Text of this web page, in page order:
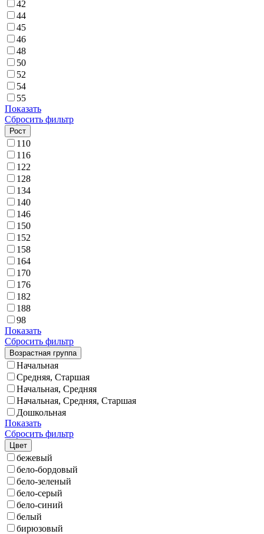
42
44
45
46
48
50
52
54
55
Показать
Сбросить фильтр
Рост
110
116
122
128
134
140
146
150
152
158
164
170
176
182
188
98
Показать
Сбросить фильтр
Возрастная группа
Начальная
Средняя, Старшая
Начальная, Средняя
Начальная, Средняя, Старшая
Дошкольная
Показать
Сбросить фильтр
Цвет
бежевый
бело-бордовый
бело-зеленый
бело-серый
бело-синий
белый
бирюзовый